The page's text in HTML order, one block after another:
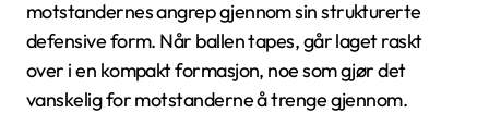
motstandernes angrep gjennom sin strukturerte
defensive form. Når ballen tapes, går laget raskt
over i en kompakt formasjon, noe som gjør det
vanskelig for motstanderne å trenge gjennom.